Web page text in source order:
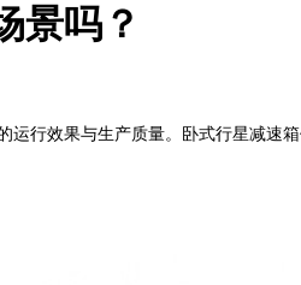
景吗？
效果与生产质量。卧式行星减速